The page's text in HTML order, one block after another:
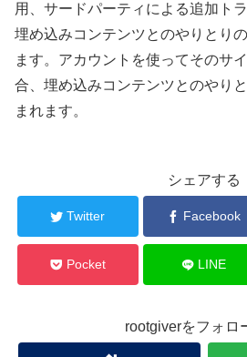
用、サードパーティによる追加ト
埋め込みコンテンツとのやりとり
ます。アカウントを使ってそのサ
合、埋め込みコンテンツとのやり
まれます。
シェアする
Twitter Facebook
Pocket LINE
rootgiverをフォロ